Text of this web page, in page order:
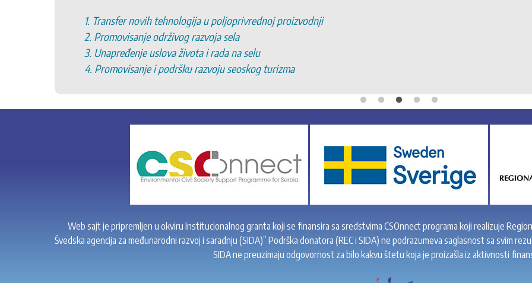
1. Transfer novih tehnologija u poljoprivrednoj proizvodnji
2. Promovisanje održivog razvoja sela
3. Unapređenje uslova života i rada na selu
4. Promovisanje i podršku razvoju seoskog turizma
Web sajt je pripremljen u okviru Institucionalnog granta koji se finansira sa sredstvima CSOnnect programa koji realizuje
Švedska agencija za međunarodni razvoj i saradnju (SIDA)” Podrška donatora (REC i SIDA) ne podrazumeva saglasnost sa svim
SIDA ne preuzimaju odgovornost za bilo kakvu štetu koja je proizašla iz aktivnosti